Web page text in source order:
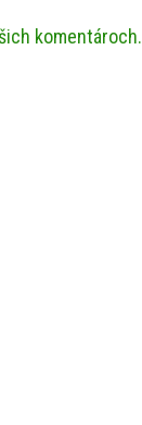
komentároch.